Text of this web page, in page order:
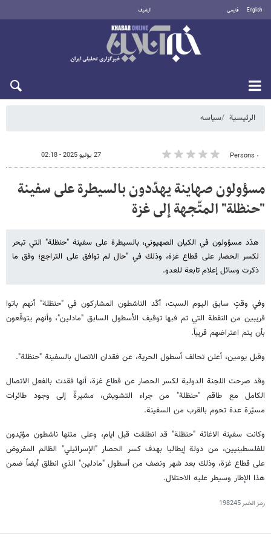
English فارسی أرشيف
الرئيسية سیاسه
٠ Persons 27 يوليو 2025 - 02:18
مسؤولون صهاينة يهدّدون بالسيطرة على سفينة
"حنظلة" المتّجهة إلى غزة
هدّد مسؤولون في الكيان الصهيوني، بالسيطرة على سفينة "حنظلة" التي تبحر
لكسر الحصار على قطاع غزة، وذلك في "حال لم توافق على التراجع؛ وفق ما
ذكرت وسائل إعلام تابعة للعدو.
وفي وقتٍ سابق اليوم السبت، أكّد الناشطون المشاركون في "حنظلة" أنهم باتوا
قريبين من النقطة التي تم فيها توقيف الأسطول السابق "مادلين"، وأنهم يتوقّعون
بأن يتم اعتراضهم قريباً.
وقبل يومين، أعلن تحالف أسطول الحرية، عن فقدان الاتصال بالسفينة "حنظلة".
وقد صرحت اللجنة الدولية لكسر الحصار عن قطاع غزة، أنها فقدت بالفعل الاتصال
الكامل مع طاقم "حنظلة" من جراء التشويش، مشيرةً إلى وجود طائرات
مسيّرة عدة تحوم بالقرب من السفينة.
وكانت سفينة الاغاثة "حنظلة" قد انطلقت قبل ايام، وعلى متنها ناشطون مؤيّدون
للفلسطينيين، من دولة إيطاليا بهدف كسر الحصار "الإسرائيلي" الظالم المفروض
على قطاع غزة، وذلك بعد شهر ونصف من أسطول "مادلين" الذي انطلق أيضاً ضمن
هذا الإطار وسيطر عليه الاحتلال.
رمز الخبر198245